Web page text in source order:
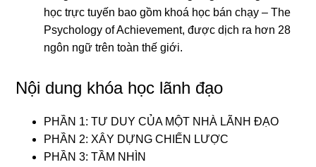
học trực tuyến bao gồm khoá học bán chạy – The
Psychology of Achievement, được dịch ra hơn 28
ngôn ngữ trên toàn thế giới.
Nội dung khóa học lãnh đạo
PHẦN 1: TƯ DUY CỦA MỘT NHÀ LÃNH ĐẠO
PHẦN 2: XÂY DỰNG CHIẾN LƯỢC
PHẦN 3: TẦM NHÌN